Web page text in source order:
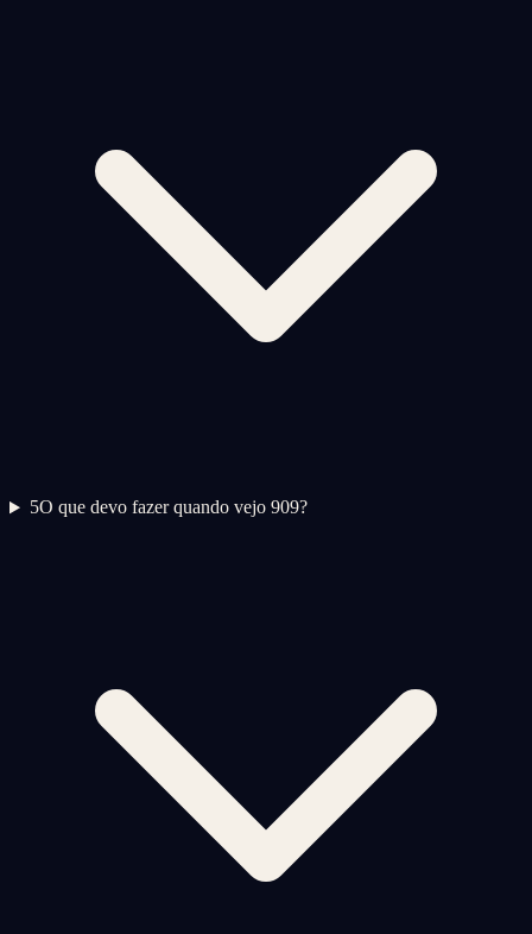
5O que devo fazer quando vejo 909?